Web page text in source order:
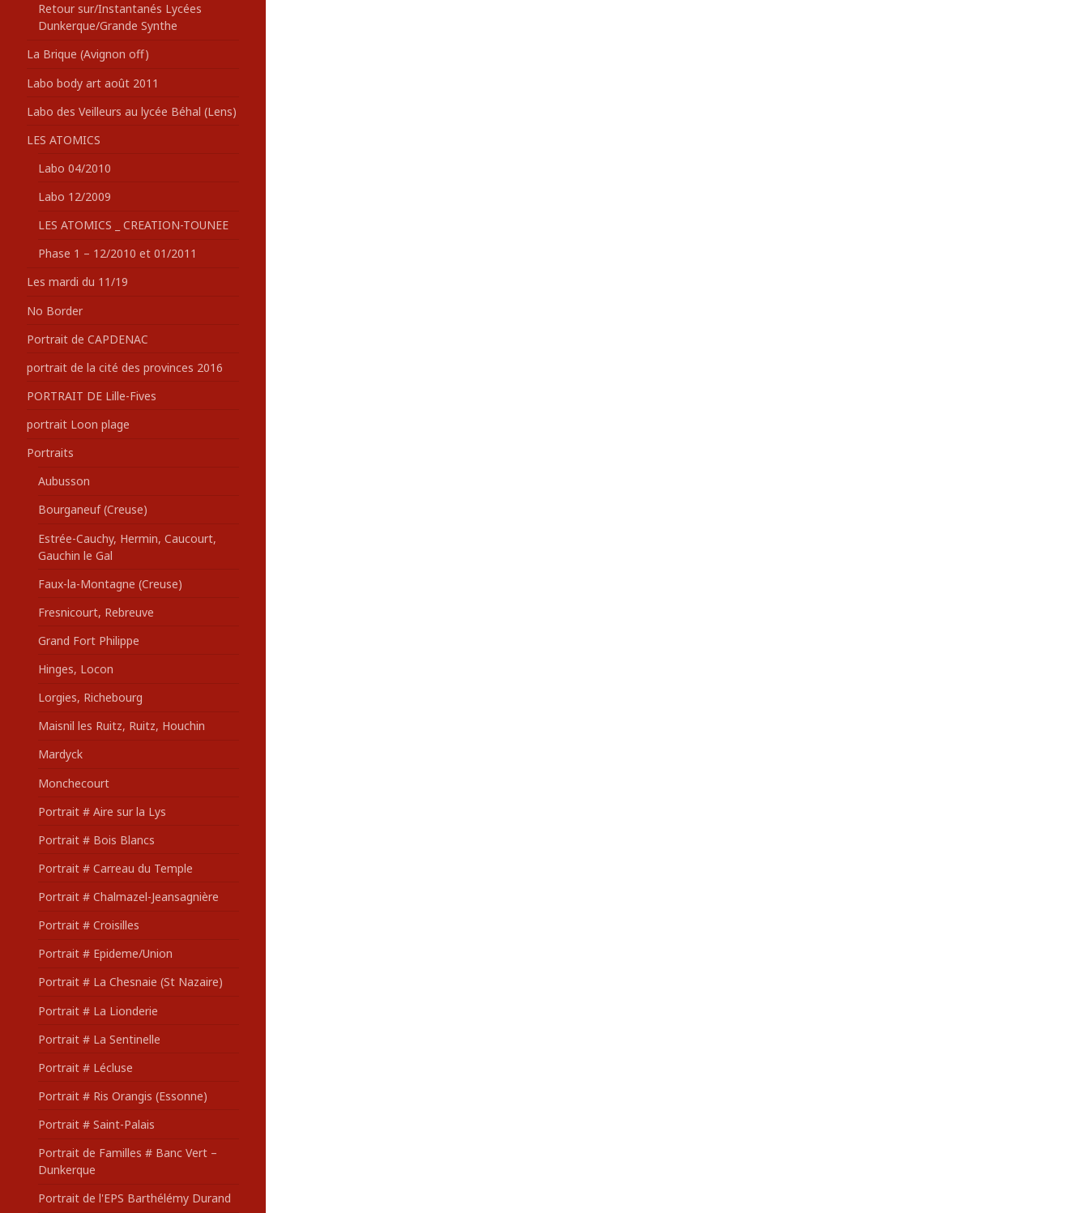
Retour sur/Instantanés Lycées
Dunkerque/Grande Synthe
La Brique (Avignon off)
Labo body art août 2011
Labo des Veilleurs au lycée Béhal (Lens)
LES ATOMICS
Labo 04/2010
Labo 12/2009
LES ATOMICS _ CREATION-TOUNEE
Phase 1 – 12/2010 et 01/2011
Les mardi du 11/19
No Border
Portrait de CAPDENAC
portrait de la cité des provinces 2016
PORTRAIT DE Lille-Fives
portrait Loon plage
Portraits
Aubusson
Bourganeuf (Creuse)
Estrée-Cauchy, Hermin, Caucourt,
Gauchin le Gal
Faux-la-Montagne (Creuse)
Fresnicourt, Rebreuve
Grand Fort Philippe
Hinges, Locon
Lorgies, Richebourg
Maisnil les Ruitz, Ruitz, Houchin
Mardyck
Monchecourt
Portrait # Aire sur la Lys
Portrait # Bois Blancs
Portrait # Carreau du Temple
Portrait # Chalmazel-Jeansagnière
Portrait # Croisilles
Portrait # Epideme/Union
Portrait # La Chesnaie (St Nazaire)
Portrait # La Lionderie
Portrait # La Sentinelle
Portrait # Lécluse
Portrait # Ris Orangis (Essonne)
Portrait # Saint-Palais
Portrait de Familles # Banc Vert –
Dunkerque
Portrait de l'EPS Barthélémy Durand